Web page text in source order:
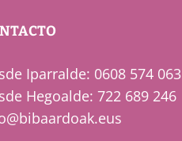
Iparralde: 0608 574 063
Hegoalde: 722 689 246